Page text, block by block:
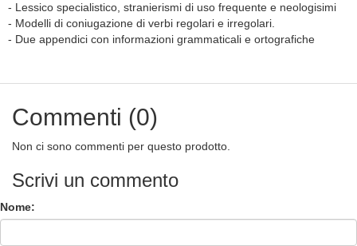
- Lessico specialistico, stranierismi di uso frequente e neologisimi
- Modelli di coniugazione di verbi regolari e irregolari.
- Due appendici con informazioni grammaticali e ortografiche
Commenti (0)
Non ci sono commenti per questo prodotto.
Scrivi un commento
Nome: